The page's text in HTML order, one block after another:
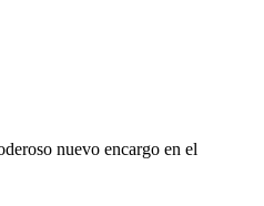
nuevo encargo en el